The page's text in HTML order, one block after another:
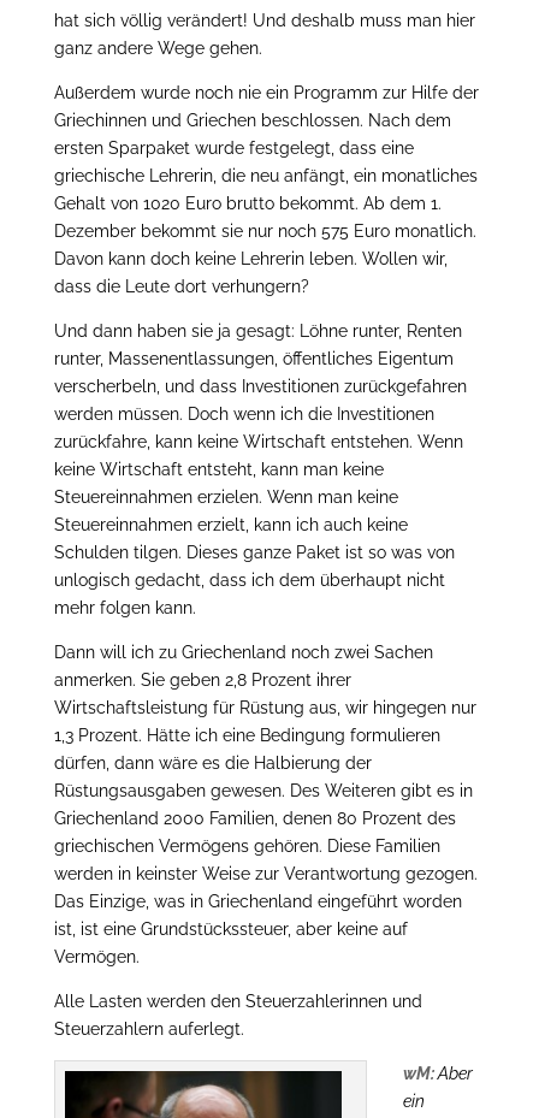
hat sich völlig verändert! Und deshalb muss man hier
ganz andere Wege gehen.
Außerdem wurde noch nie ein Programm zur Hilfe der
Griechinnen und Griechen beschlossen. Nach dem
ersten Sparpaket wurde festgelegt, dass eine
griechische Lehrerin, die neu anfängt, ein monatliches
Gehalt von 1020 Euro brutto bekommt. Ab dem 1.
Dezember bekommt sie nur noch 575 Euro monatlich.
Davon kann doch keine Lehrerin leben. Wollen wir,
dass die Leute dort verhungern?
Und dann haben sie ja gesagt: Löhne runter, Renten
runter, Massenentlassungen, öffentliches Eigentum
verscherbeln, und dass Investitionen zurückgefahren
werden müssen. Doch wenn ich die Investitionen
zurückfahre, kann keine Wirtschaft entstehen. Wenn
keine Wirtschaft entsteht, kann man keine
Steuereinnahmen erzielen. Wenn man keine
Steuereinnahmen erzielt, kann ich auch keine
Schulden tilgen. Dieses ganze Paket ist so was von
unlogisch gedacht, dass ich dem überhaupt nicht
mehr folgen kann.
Dann will ich zu Griechenland noch zwei Sachen
anmerken. Sie geben 2,8 Prozent ihrer
Wirtschaftsleistung für Rüstung aus, wir hingegen nur
1,3 Prozent. Hätte ich eine Bedingung formulieren
dürfen, dann wäre es die Halbierung der
Rüstungsausgaben gewesen. Des Weiteren gibt es in
Griechenland 2000 Familien, denen 80 Prozent des
griechischen Vermögens gehören. Diese Familien
werden in keinster Weise zur Verantwortung gezogen.
Das Einzige, was in Griechenland eingeführt worden
ist, ist eine Grundstückssteuer, aber keine auf
Vermögen.
Alle Lasten werden den Steuerzahlerinnen und
Steuerzahlern auferlegt.
wM:Aber
ein